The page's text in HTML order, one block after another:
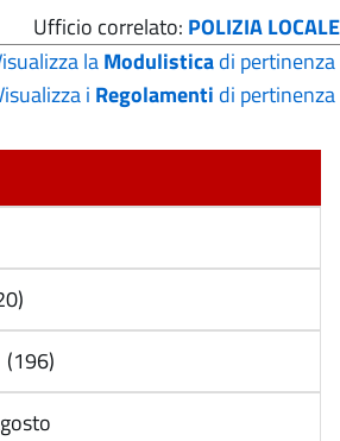
Ufficio correlato: POLIZIA LOCALE
laModulisticadi pertinenza
i Regolamenti di pertinenza